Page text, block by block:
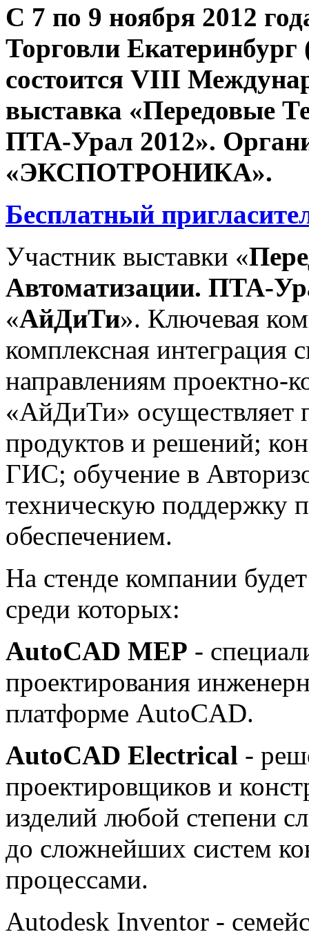
С 7 по 9 ноября 2012
Торговли
состоится VIII
выставка «Передовые
ПТА-Урал 2012».
«ЭКСПОТРОНИКА».
Бесплатный
Участник выставки «
Автоматизации. ПТА-
«АйДиТи». Ключевая
комплексная интеграция
направлениям проектно-
«АйДиТи» осуществляет
продуктов и решений;
ГИС; обучение в
техническую поддержку
обеспечением.
На стенде компании
среди которых:
AutoCAD MEP -
проектирования
платформе AutoCAD.
AutoCAD Electrical -
проектировщиков и
изделий любой степени
до сложнейших систем
процессами.
Autodesk Inventor -